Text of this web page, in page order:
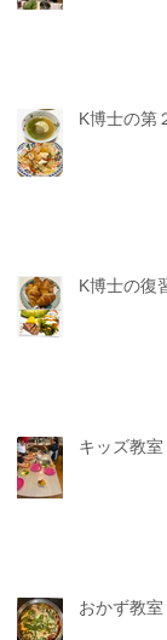
K博士の第
K博士の復
キッズ教室
おかず教室